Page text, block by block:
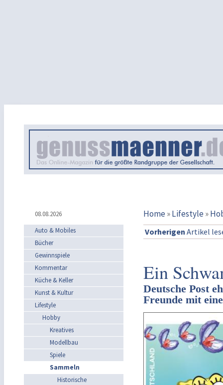
08.08.2026 Home»Lifestyle»
Auto & Mobiles
Bücher
Gewinnspiele
Kommentar
Küche & Keller
Kunst & Kultur
Lifestyle
Hobby
Kreatives
Modellbau
Spiele
Sammeln
Historische
Vorherigen Artikel
Ein
Deutsche Post
Freunde mit